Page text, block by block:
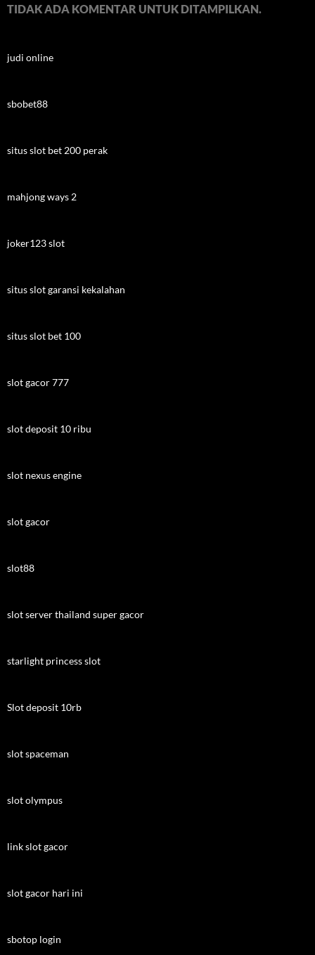
TIDAK ADA KOMENTAR UNTUK DITAMPILKAN.
judi online
sbobet88
situs slot bet 200 perak
mahjong ways 2
joker123 slot
situs slot garansi kekalahan
situs slot bet 100
slot gacor 777
slot deposit 10 ribu
slot nexus engine
slot gacor
slot88
slot server thailand super gacor
starlight princess slot
Slot deposit 10rb
slot spaceman
slot olympus
link slot gacor
slot gacor hari ini
sbotop login